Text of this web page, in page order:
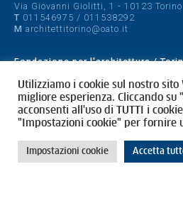
Via Giovanni Giolitti, 1 - 10123 Torino
T 011546975 / 011538292
M architettitorino@oato.it
Fondazione per l'architettura /
Designed by quattrolinee.it
Cookie Policy
Privacy Policy
Utilizziamo i cookie sul nostro
migliore esperienza. Cliccando su
acconsenti all'uso di TUTTI i
"Impostazioni cookie" per fornire
Impostazioni cookie Accetta